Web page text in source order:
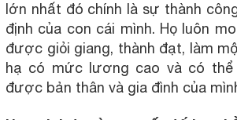
lớn nhất đó chính là sự thành
định của con cái mình. Họ luôn
được giỏi giang, thành đạt, làm
hạ có mức lương cao và có thể
được bản thân và gia đình của